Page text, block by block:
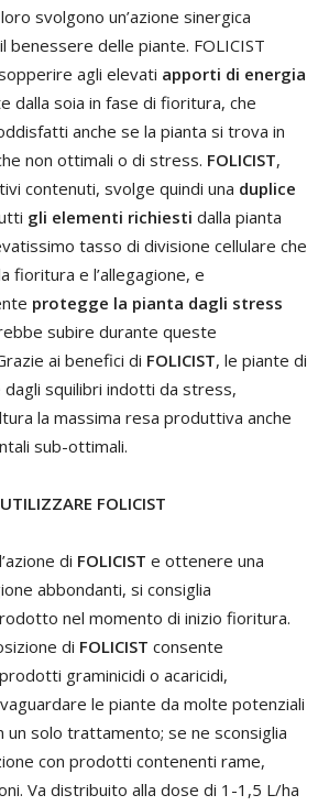
svolgono un’azione sinergica
benessere delle piante. FOLICIST
agli elevati apporti di energia
dalla soia in fase di fioritura, che
anche se la pianta si trova in
non ottimali o di stress. FOLICIST,
contenuti, svolge quindi una duplice
gli elementi richiesti dalla pianta
tasso di divisione cellulare che
fioritura e l’allegagione, e
protegge la pianta dagli stress
subire durante queste
ai benefici di FOLICIST, le piante di
squilibri indotti da stress,
la massima resa produttiva anche
sub-ottimali.
FOLICIST
di FOLICIST e ottenere una
abbondanti, si consiglia
nel momento di inizio fioritura.
di FOLICIST consente
graminicidi o acaricidi,
le piante da molte potenziali
un solo trattamento; se ne sconsiglia
con prodotti contenenti rame,
Va distribuito alla dose di 1-1,5 L/ha